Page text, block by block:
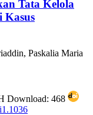
Tata Kelola
Kasus
Paskalia Maria
Download: 468